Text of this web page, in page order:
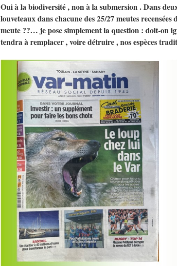
Oui à la biodiversité , non à la submersion . Dans
louveteaux dans chacune des 25/27 meutes
meute ??… je pose simplement la question : doit-on
tendra à remplacer , voire détruire , nos espèces